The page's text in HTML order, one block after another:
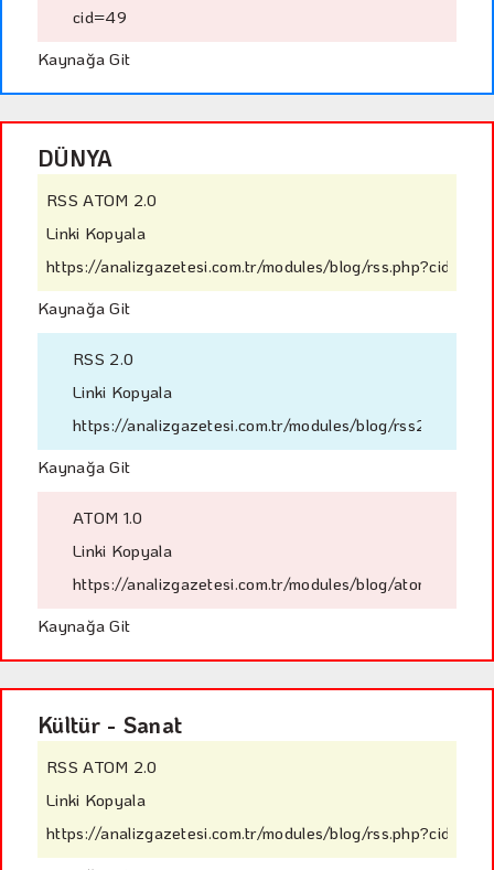
cid=49
Kaynağa Git
DÜNYA
RSS ATOM 2.0
Linki Kopyala
https://analizgazetesi.com.tr/modules/blog/rss.php?cid=4
Kaynağa Git
RSS 2.0
Linki Kopyala
https://analizgazetesi.com.tr/modules/blog/
Kaynağa Git
ATOM 1.0
Linki Kopyala
https://analizgazetesi.com.tr/modules/blog/
Kaynağa Git
Kültür - Sanat
RSS ATOM 2.0
Linki Kopyala
https://analizgazetesi.com.tr/modules/blog/rss.php?cid=55